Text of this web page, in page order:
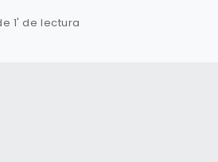
1' de lectura